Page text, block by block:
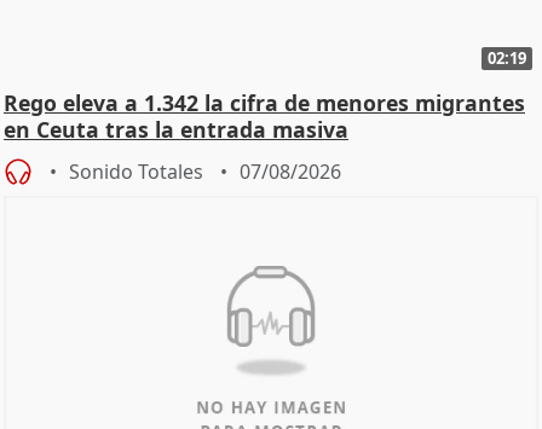
02:19
Rego eleva a 1.342 la cifra de menores migrantes
en Ceuta tras la entrada masiva
Sonido Totales 07/08/2026